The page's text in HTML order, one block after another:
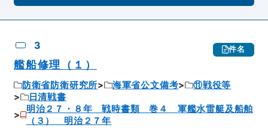
3 件名
艦船修理（１）
防衛省防衛研究所 海軍省公文備考
⑪戦役等
日清戦書
明治２７・８年 戦時書類 巻４ 軍艦水雷艇及船舶
（３） 明治２７年